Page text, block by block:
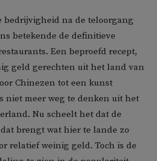
bedrijvigheid na de teloorgang
betekende de definitieve
Een beproefd recept,
geld gerechten uit het land van
Chinezen tot een kunst
niet meer weg te denken uit het
Nu scheelt het dat de
brengt wat hier te lande zo
relatief weinig geld. Toch is de